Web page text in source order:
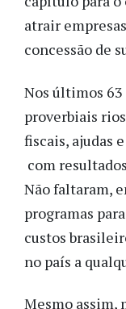
atrair
concessão de
Nos últimos 63
proverbiais
fiscais, ajudas
com
Não faltaram,
programas
custos
no país a
Mesmo assim,